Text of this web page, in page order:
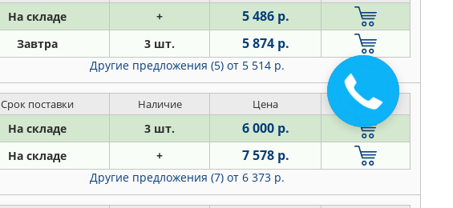
На складе + 5 486 р.
Завтра 3 шт. 5 874 р.
Другие предложения (5) от 5 514 р.
Срок поставки Наличие Цена Купить
На складе 3 шт. 6 000 р.
На складе + 7 578 р.
Другие предложения (7) от 6 373 р.
Закажите
звонок